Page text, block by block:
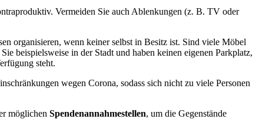
Vermeiden Sie auch Ablenkungen (z. B. TV oder
organisieren, wenn keiner selbst in Besitz ist. Sind viele Möbel
beispielsweise in der Stadt und haben keinen eigenen Parkplatz,
steht.
wegen Corona, sodass sich nicht zu viele Personen
möglichen Spendenannahmestellen, um die Gegenstände